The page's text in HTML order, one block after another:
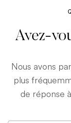
Avez-
Nous avons
plus
de réponse